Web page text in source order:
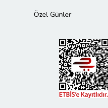
Özel Günler